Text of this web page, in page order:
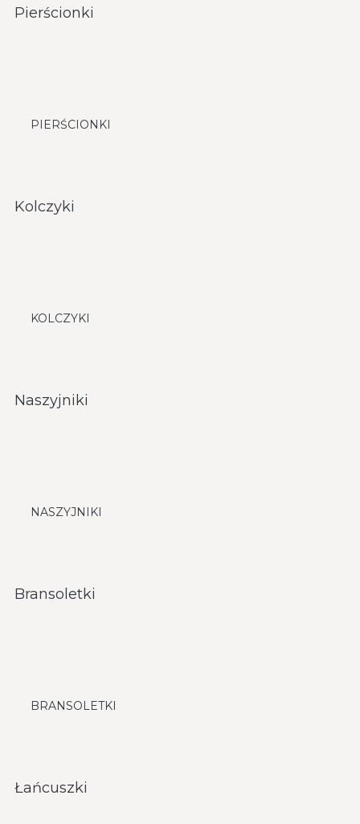
Pierścionki
PIERŚCIONKI
Kolczyki
KOLCZYKI
Naszyjniki
NASZYJNIKI
Bransoletki
BRANSOLETKI
Łańcuszki